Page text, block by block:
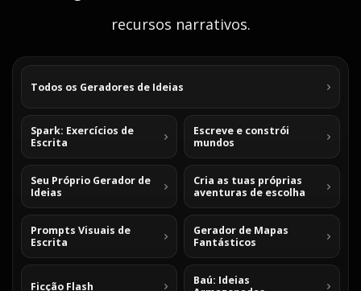
recursos narrativos.
Todos os Geradores de Ideias
Spark: Exercícios de
Escrita
Escreve e constrói
mundos
Seu Próprio Gerador de
Ideias
Cria as tuas próprias
aventuras de escolha
Prompts Visuais de
Escrita
Gerador de Mapas
Fantásticos
Ficção Flash
Baú: Ideias